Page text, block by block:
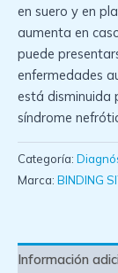
en suero y en
aumenta en
puede
enfermedades
está disminuida
síndrome
Categoría:
Marca: BINDING
Información